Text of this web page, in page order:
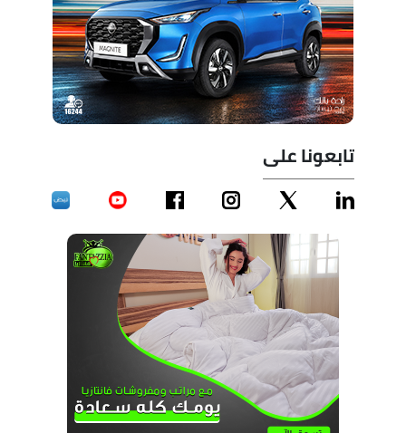
تابعونا على